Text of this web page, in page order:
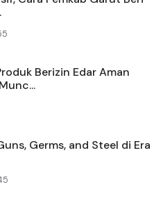
Berizin Edar Aman
Germs, and Steel di Era